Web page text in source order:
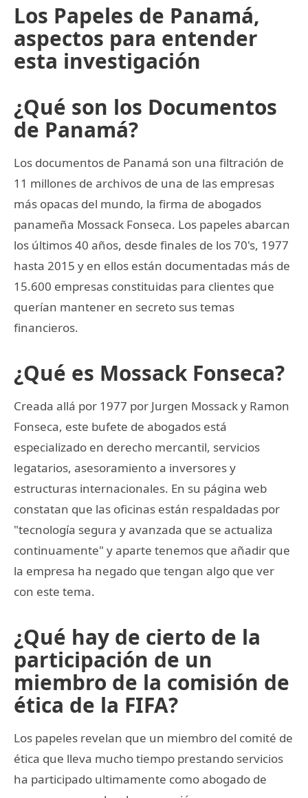
Los Papeles de Panamá,
aspectos para entender
esta investigación
¿Qué son los Documentos
de Panamá?
Los documentos de Panamá son una filtración de
11 millones de archivos de una de las empresas
más opacas del mundo, la firma de abogados
panameña Mossack Fonseca. Los papeles abarcan
los últimos 40 años, desde finales de los 70's, 1977
hasta 2015 y en ellos están documentadas más de
15.600 empresas constituidas para clientes que
querían mantener en secreto sus temas
financieros.
¿Qué es Mossack Fonseca?
Creada allá por 1977 por Jurgen Mossack y Ramon
Fonseca, este bufete de abogados está
especializado en derecho mercantil, servicios
legatarios, asesoramiento a inversores y
estructuras internacionales. En su página web
constatan que las oficinas están respaldadas por
"tecnología segura y avanzada que se actualiza
continuamente" y aparte tenemos que añadir que
la empresa ha negado que tengan algo que ver
con este tema.
¿Qué hay de cierto de la
participación de un
miembro de la comisión de
ética de la FIFA?
Los papeles revelan que un miembro del comité de
ética que lleva mucho tiempo prestando servicios
ha participado ultimamente como abogado de